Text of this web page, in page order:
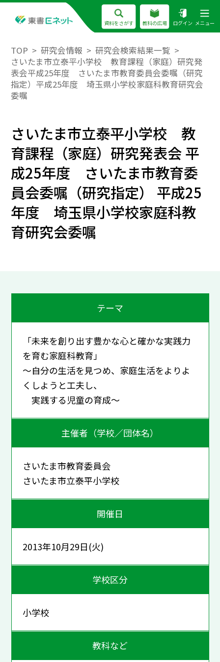
資料をさがす 教科の広場 ログイン メニュー
TOP 研究会情報
研究会検索結果一覧
さいたま市立泰平小学校 教育課程（家庭）研究発
表会平成25年度 さいたま市教育委員会委嘱（研究
指定）平成25年度 埼玉県小学校家庭科教育研究会
委嘱
さいたま市立泰平小学校 教
育課程（家庭）研究発表会 平
成25年度 さいたま市教育委
員会委嘱（研究指定） 平成25
年度 埼玉県小学校家庭科教
育研究会委嘱
テーマ
「未来を創り出す豊かな心と確かな実践力
を育む家庭科教育」
～自分の生活を見つめ、家庭生活をよりよ
くしようと工夫し、
実践する児童の育成～
主催者（学校／団体名）
さいたま市教育委員会
さいたま市立泰平小学校
開催日
2013年10月29日(火)
学校区分
小学校
教科など